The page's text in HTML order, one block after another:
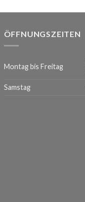
ÖFFNUNGSZEITEN
Montag bis Freitag
Samstag